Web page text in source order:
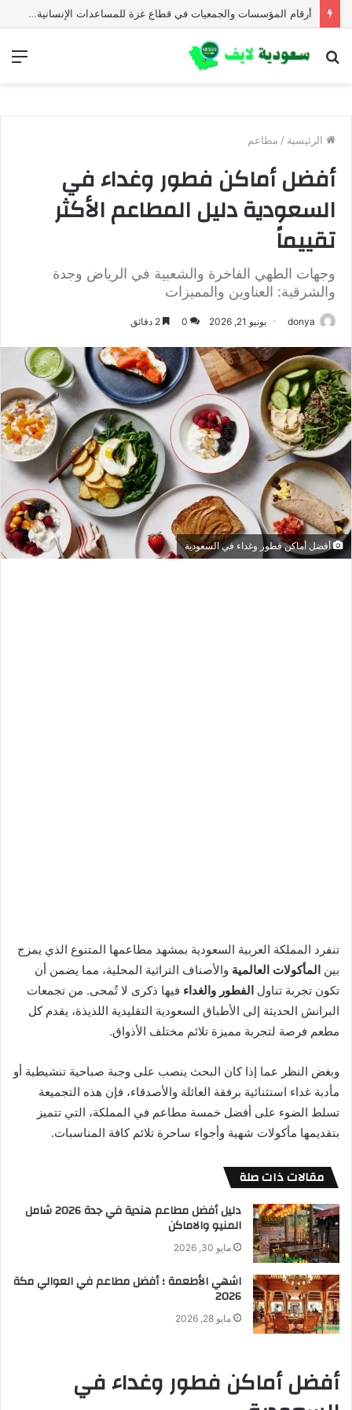
أرقام المؤسسات والجمعيات في قطاع غزة للمساعدات الإنسانية العاجلة
بحث
الرئيسية / مطاعم
أفضل أماكن فطور وغداء في
السعودية دليل المطاعم الأكثر
تقييماً
وجهات الطهي الفاخرة والشعبية في الرياض وجدة
والشرقية: العناوين والمميزات
donya يونيو 21, 2026 0
أفضل أماكن فطور وغداء في السعودية
تنفرد المملكة العربية السعودية بمشهد مطاعمها المتنوع الذي يمزج
بين المأكولات العالمية والأصناف التراثية المحلية، مما يضمن أن
تكون تجربة تناول الفطور والغداء فيها ذكرى لا تُمحى. من تجمعات
البرانش الحديثة إلى الأطباق السعودية التقليدية اللذيذة، يقدم كل
مطعم فرصة لتجربة مميزة تلائم مختلف الأذواق.
وبغض النظر عما إذا كان البحث ينصب على وجبة صباحية تنشيطية أو
مأدبة غداء استثنائية برفقة العائلة والأصدقاء، فإن هذه التجميعة
تسلط الضوء على أفضل خمسة مطاعم في المملكة، التي تتميز
بتقديمها مأكولات شهية وأجواء ساحرة تلائم كافة المناسبات.
مقالات ذات صلة
دليل أفضل مطاعم هندية في جدة 2026 شامل
المنيو والاماكن
مايو 30, 2026
اشهي الأطعمة ؛ أفضل مطاعم في العوالي مكة
2026
مايو 28, 2026
أفضل أماكن فطور وغداء في